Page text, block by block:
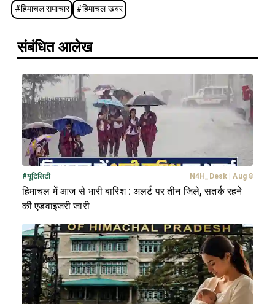
#हिमाचल समाचार #हिमाचल खबर
संबंधित आलेख
#यूटिलिटी N4H_Desk Aug 8
हिमाचल में आज से भारी बारिश : अलर्ट पर तीन जिले, सतर्क रहने
की एडवाइजरी जारी